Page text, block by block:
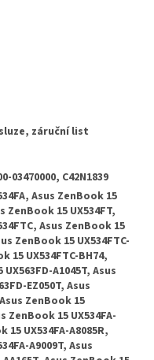
záruční list
03470000, C42N1839
Asus ZenBook 15
ZenBook 15 UX534FT,
Asus ZenBook 15
ZenBook 15 UX534FTC-
15 UX534FTC-BH74,
A1045T, Asus
EZ050T, Asus
ZenBook 15
ZenBook 15 UX534FA-
15 UX534FA-A8085R,
A9009T, Asus